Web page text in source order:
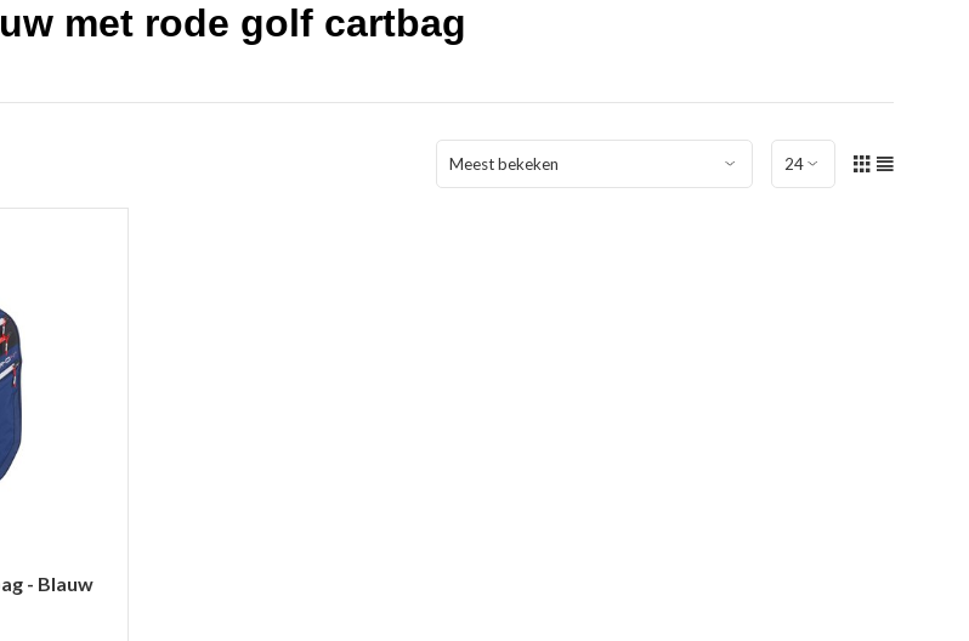
met rode golf cartbag
- Blauw